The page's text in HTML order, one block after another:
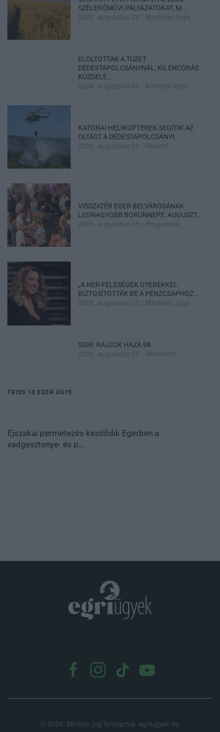
SZÉLERŐMŰVI PÁLYÁZATOKAT, M...
2026. augusztus 06 Mindenki ügye
ELOLTOTTÁK A TÜZET
DÉDESTAPOLCSÁNYNÁL, KILENCÓRÁS
KÜZDELE...
2026. augusztus 06 Környék ügye
KATONAI HELIKOPTEREK SEGÍTIK AZ
OLTÁST A DÉDESTAPOLCSÁNYI...
2026. augusztus 05 Riasztó
VISSZATÉR EGER BELVÁROSÁNAK
LEGNAGYOBB BORÜNNEPE: AUGUSZT...
2026. augusztus 05 Programok
„A NER-FELESÉGEK GYEREKKEL
BIZTOSÍTOTTÁK BE A PÉNZCSAPHOZ...
2026. augusztus 05 Mindenki ügye
SIOR: RAJZOK HAZA 98.
2026. augusztus 05 Vélemény
FRISS 10 EGER ÜGYE
Éjszakai permetezés kezdődik Egerben a
vadgesztenye- és p...
© 2026. Minden jog fenntartva. egriugyek.hu